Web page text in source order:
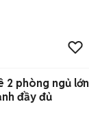
2 phòng ngủ lớn
đầy đủ